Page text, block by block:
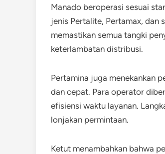
Manado beroperasi sesuai
jenis Pertalite, Pertamax, dan
memastikan semua tangki
keterlambatan distribusi.
Pertamina juga menekankan
dan cepat. Para operator
efisiensi waktu layanan.
lonjakan permintaan.
Ketut menambahkan bahwa